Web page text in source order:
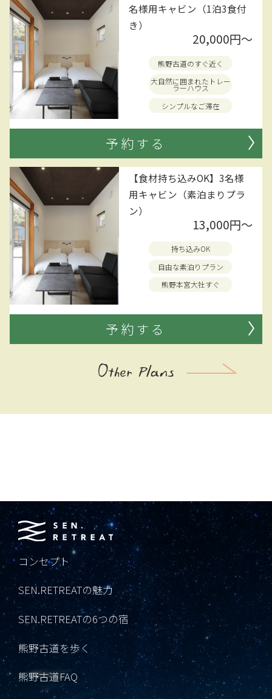
名様用キャビン（1泊3食付
き）
20,000円〜
熊野古道のすぐ近く
大自然に囲まれたトレー
ラーハウス
シンプルなご滞在
予約する
【食材持ち込みOK】3名様
用キャビン（素泊まりプラ
ン）
13,000円〜
持ち込みOK
自由な素泊りプラン
熊野本宮大社すぐ
予約する
コンセプト
SEN.RETREATの魅力
SEN.RETREATの6つの宿
熊野古道を歩く
熊野古道FAQ